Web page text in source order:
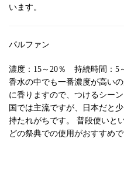
います。
パルファン
濃度：15～20％ 持続時間：5
香水の中でも一番濃度が高い
に香りますので、つけるシー
国では主流ですが、日本だと
持たれがちです。 普段使いと
どの祭典での使用がおすすめで